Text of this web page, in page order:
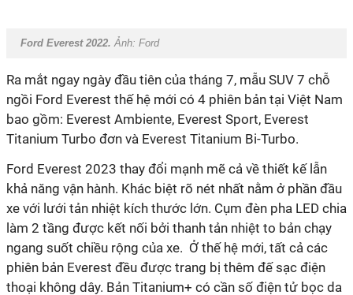
Ford Everest 2022.Ảnh: Ford
Ra mắt ngay ngày đầu tiên của tháng 7, mẫu SUV 7 chỗ
ngồi Ford Everest thế hệ mới có 4 phiên bản tại Việt Nam
bao gồm: Everest Ambiente, Everest Sport, Everest
Titanium Turbo đơn và Everest Titanium Bi-Turbo.
Ford Everest 2023 thay đổi mạnh mẽ cả về thiết kế lẫn
khả năng vận hành. Khác biệt rõ nét nhất nằm ở phần đầu
xe với lưới tản nhiệt kích thước lớn. Cụm đèn pha LED chia
làm 2 tầng được kết nối bởi thanh tản nhiệt to bản chạy
ngang suốt chiều rộng của xe. Ở thế hệ mới, tất cả các
phiên bản Everest đều được trang bị thêm đế sạc điện
thoại không dây. Bản Titanium+ có cần số điện tử bọc da